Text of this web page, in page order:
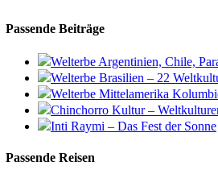
Passende Beiträge
Welterbe Argentinien, Chile,
Welterbe Brasilien – 22
Welterbe Mittelamerika
Chinchorro Kultur –
Inti Raymi – Das Fest der Sonne
Passende Reisen